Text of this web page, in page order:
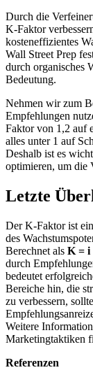
Durch die
K-Faktor
kosteneffizientes
Wall Street Prep
durch organisches
Bedeutung.
Nehmen wir zum
Empfehlungen
Faktor von 1,2 auf
alles unter 1 auf
Deshalb ist es
optimieren, um die
Letzte
Der K-Faktor ist
des
Berechnet als K = i
durch
bedeutet
Bereiche hin, die
zu verbessern,
Weitere
Marketingtaktiken
Referenzen